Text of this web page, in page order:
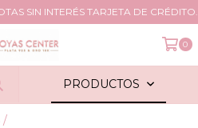
SIN INTERÉS TARJETA DE CRÉDITO.
0
PRODUCTOS
/